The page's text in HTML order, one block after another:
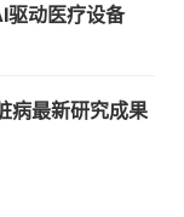
动医疗设备
病最新研究成果